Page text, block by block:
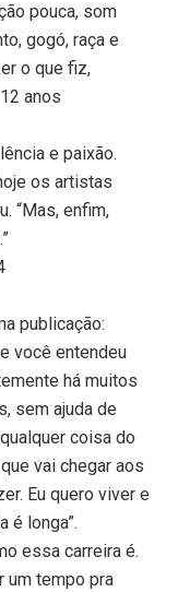
pouca, som
gogó, raça e
o que fiz,
anos
e paixão.
os artistas
“Mas, enfim,
publicação:
você entendeu
há muitos
sem ajuda de
coisa do
vai chegar aos
Eu quero viver e
é longa”.
essa carreira é.
um tempo pra